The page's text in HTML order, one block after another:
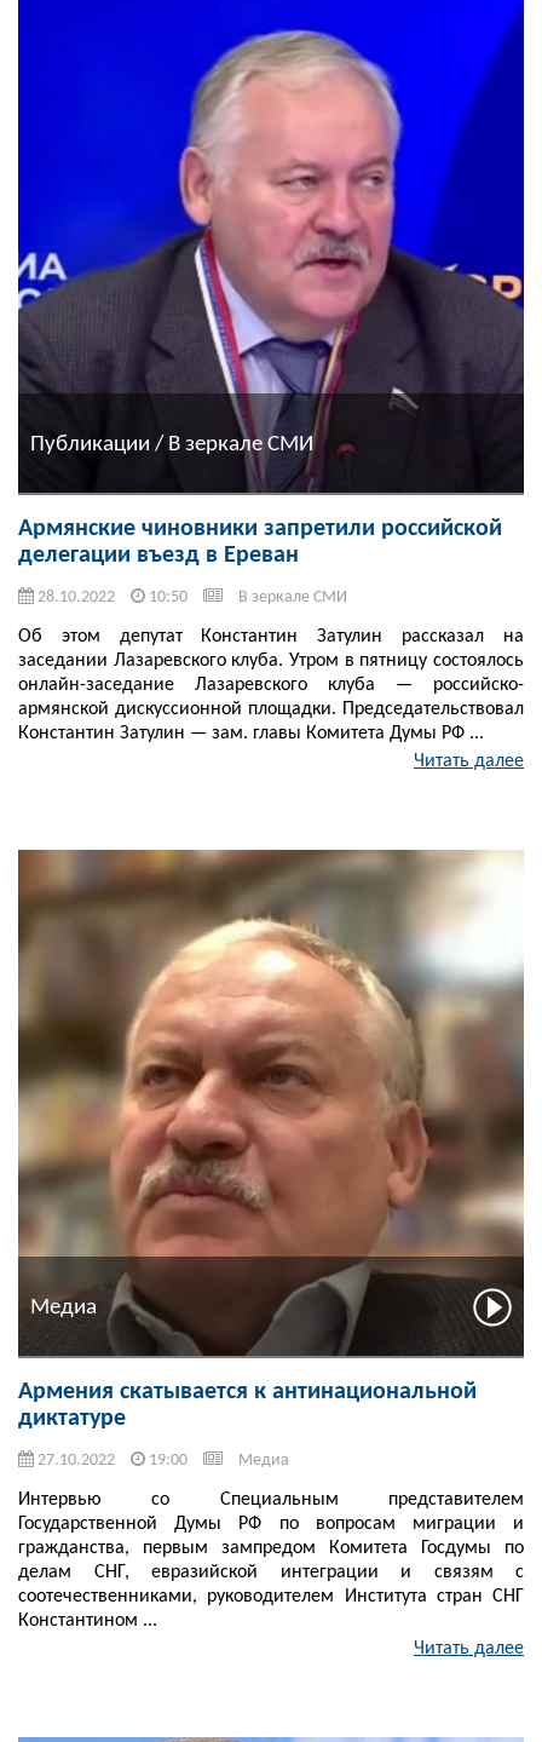
Публикации / В зеркале СМИ
Армянские чиновники запретили российской
делегации въезд в Ереван
28.10.2022 10:50 В зеркале СМИ
Об этом депутат Константин Затулин рассказал на
заседании Лазаревского клуба. Утром в пятницу состоялось
онлайн-заседание Лазаревского клуба — российско-
армянской дискуссионной площадки. Председательствовал
Константин Затулин — зам. главы Комитета Думы РФ ...
Читать далее
Медиа
Армения скатывается к антинациональной
диктатуре
27.10.2022 19:00 Медиа
Интервью со Специальным представителем
Государственной Думы РФ по вопросам миграции и
гражданства, первым зампредом Комитета Госдумы по
делам СНГ, евразийской интеграции и связям с
соотечественниками, руководителем Института стран СНГ
Константином ...
Читать далее